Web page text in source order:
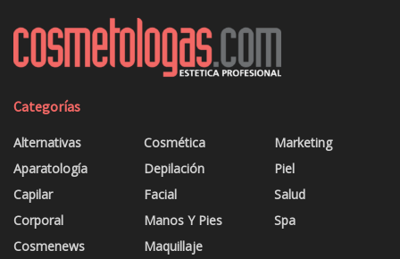
Categorías
Alternativas
Aparatología
Capilar
Corporal
Cosmenews
Cosmética
Depilación
Facial
Manos Y Pies
Maquillaje
Marketing
Piel
Salud
Spa